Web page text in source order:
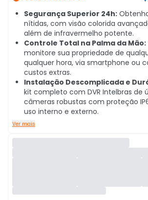
Segurança Superior 24h:
nítidas, com visão colorida
além de infravermelho potente.
Controle Total na Palma da Mão:
monitore sua propriedade de
qualquer hora, via smartphone ou
custos extras.
Instalação Descomplicada e
kit completo com DVR Intelbras de
câmeras robustas com proteção
uso interno e externo.
Ver mais